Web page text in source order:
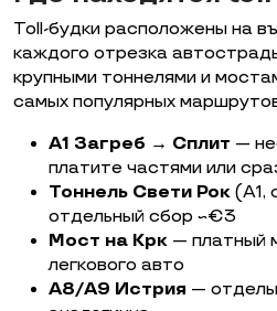
Toll-будки расположены на
каждого отрезка
крупными тоннелями и
самых популярных
A1 Загреб → Сплит —
платите частями или
Тоннель Свети Рок (A1,
отдельный сбор ~€3
Мост на Крк — платный
легкового авто
А8/А9 Истрия —